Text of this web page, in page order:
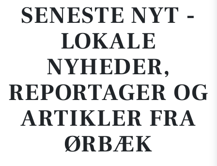
SENESTE NYT -
LOKALE
NYHEDER,
REPORTAGER OG
ARTIKLER FRA
ØRBÆK